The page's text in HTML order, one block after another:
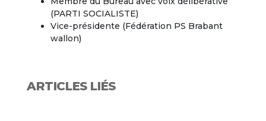
(PARTI SOCIALISTE)
Vice-présidente (Fédération PS Brabant
wallon)
ARTICLES LIÉS